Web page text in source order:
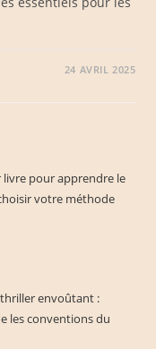
24 AVRIL 2025
pour apprendre le
votre méthode
thriller envoûtant :
les conventions du